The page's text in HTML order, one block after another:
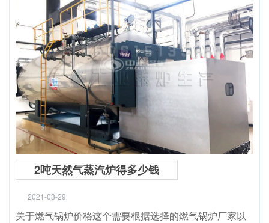
2吨天然气蒸汽炉得多少钱
2021-03-29
关于燃气锅炉价格这个需要根据选择的燃气锅炉厂家以